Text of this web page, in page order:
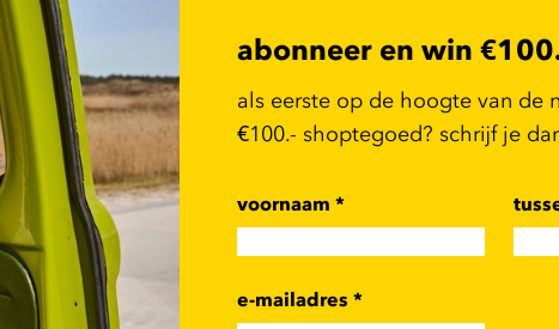
abonneer en win
als eerste op de hoogte van de
€100.- shoptegoed? schrijf je
voornaam *
e-mailadres *